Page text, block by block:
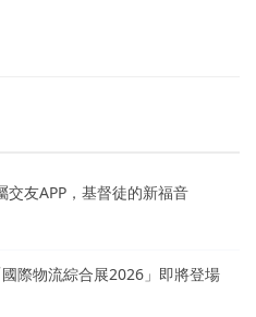
交友APP，基督徒的新福音
際物流綜合展2026」即將登場